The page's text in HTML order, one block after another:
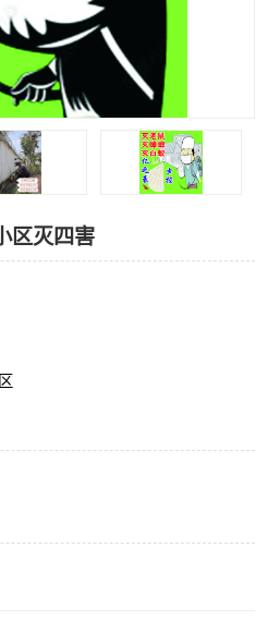
区灭四害